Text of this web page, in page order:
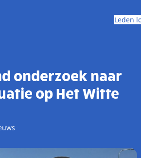
Leden
onderzoek naar
op Het Witte